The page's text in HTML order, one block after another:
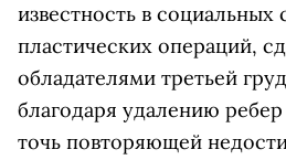
известность в социальных
пластических операций,
обладателями третьей
благодаря удалению
точь повторяющей